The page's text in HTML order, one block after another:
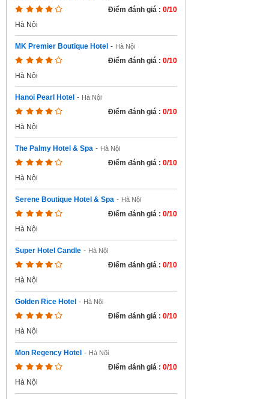
Điểm đánh giá : 0/10
Hà Nội
MK Premier Boutique Hotel - Hà Nội
Điểm đánh giá : 0/10
Hà Nội
Hanoi Pearl Hotel - Hà Nội
Điểm đánh giá : 0/10
Hà Nội
The Palmy Hotel & Spa - Hà Nội
Điểm đánh giá : 0/10
Hà Nội
Serene Boutique Hotel & Spa - Hà Nội
Điểm đánh giá : 0/10
Hà Nội
Super Hotel Candle - Hà Nội
Điểm đánh giá : 0/10
Hà Nội
Golden Rice Hotel - Hà Nội
Điểm đánh giá : 0/10
Hà Nội
Mon Regency Hotel - Hà Nội
Điểm đánh giá : 0/10
Hà Nội